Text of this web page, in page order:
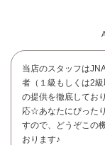
当店のスタッフは
者（１級もしくは2
の提供を徹底してお
応☆あなたにぴった
すので、どうぞこの
おります♪